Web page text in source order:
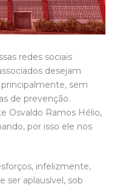
redes sociais
desejam
sem
de prevenção.
Osvaldo Ramos Hélio,
por isso ele nos
infelizmente,
ser aplausível, sob